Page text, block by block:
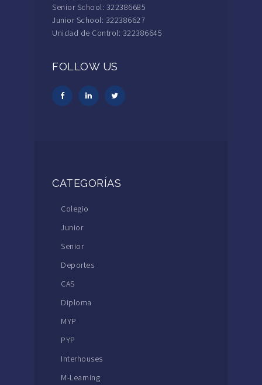
Senior School: 322386685
Junior School: 322386627
Unidad de Control: 322386645
FOLLOW US
CATEGORÍAS
Colegio
Junior
Senior
Deportes
CAS
Diploma
MYP
PYP
Interhouses
M-Learning